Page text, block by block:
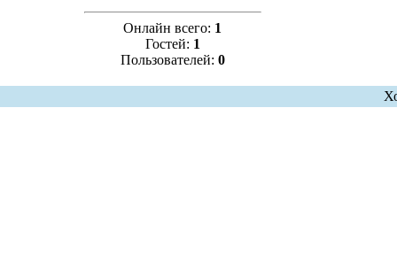
Онлайн всего: 1
Гостей: 1
Пользователей: 0